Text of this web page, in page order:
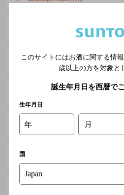
西一条北
西一条南
西二条北
このサイトにはお酒に関する情
歳以上の方を対象と
誕生年月日を西暦で
生年月日
年 月
国